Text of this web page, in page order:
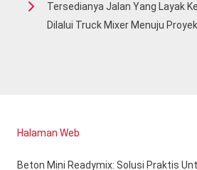
Tersedianya Jalan Yang Layak
Dilalui Truck Mixer Menuju
Halaman Web
Beton Mini Readymix: Solusi Praktis